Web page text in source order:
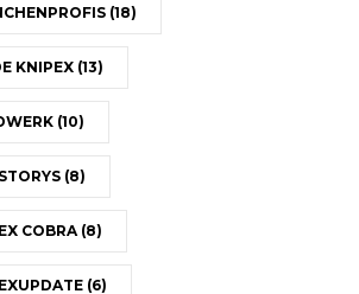
(18)
KNIPEX (13)
(10)
(8)
COBRA (8)
(6)